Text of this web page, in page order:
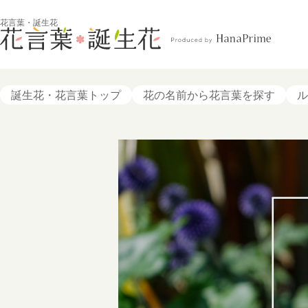
花言葉・誕生花
誕生花・花言葉トップ 花の名前から花言葉を探す